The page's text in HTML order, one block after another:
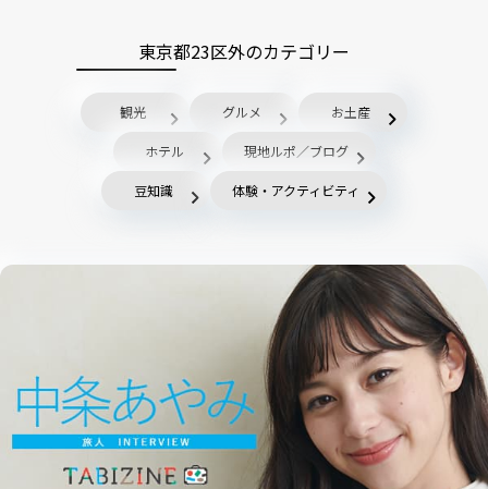
東京都23区外のカテゴリー
観光 グルメ お土産
ホテル 現地ルポ／ブログ
豆知識 体験・アクティビティ